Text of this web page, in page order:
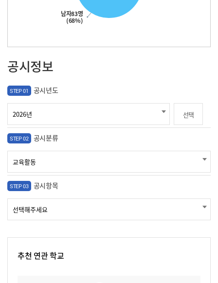
남자83명
(68%)
공시정보
STEP 01 공시년도
선택
STEP 02 공시분류
STEP 03 공시항목
추천 연관 학교